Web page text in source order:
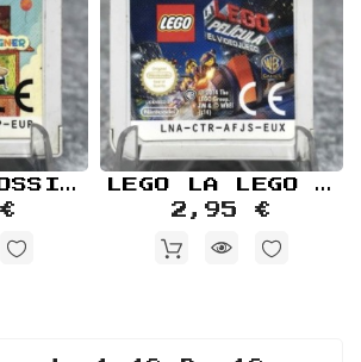
ANIMAL CROSSING HAPPY HOME DESIGNER NINTENDO 3DS LEGO LA LEGO PELICULA NINTENDO 3DS
2,95 €